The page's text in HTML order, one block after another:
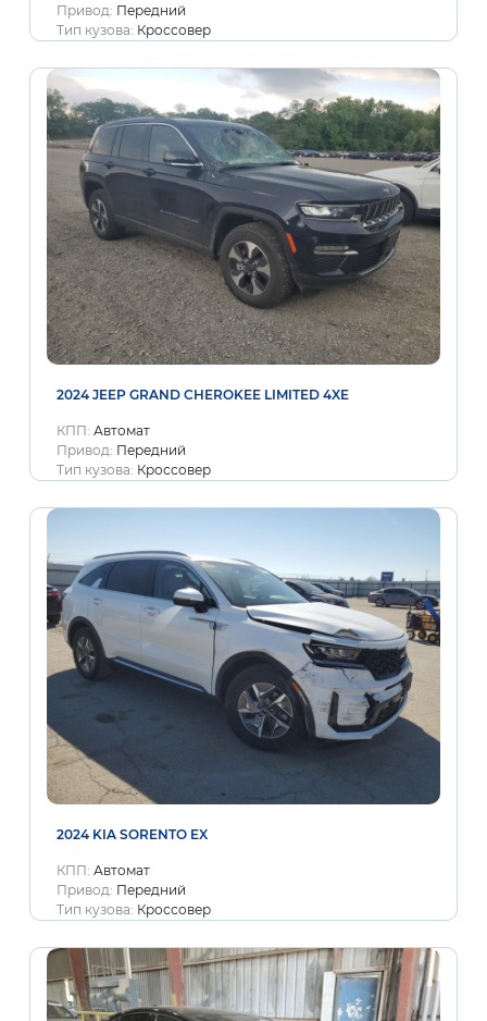
Привод: Передний
Тип кузова: Кроссовер
2024 JEEP GRAND CHEROKEE LIMITED 4XE
КПП: Автомат
Привод: Передний
Тип кузова: Кроссовер
2024 KIA SORENTO EX
КПП: Автомат
Привод: Передний
Тип кузова: Кроссовер